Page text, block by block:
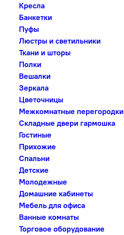
Кресла
Банкетки
Пуфы
Люстры и светильники
Ткани и шторы
Полки
Вешалки
Зеркала
Цветочницы
Межкомнатные перегородки
Складные двери гармошка
Гостиные
Прихожие
Спальни
Детские
Молодежные
Домашние кабинеты
Мебель для офиса
Ванные комнаты
Торговое оборудование